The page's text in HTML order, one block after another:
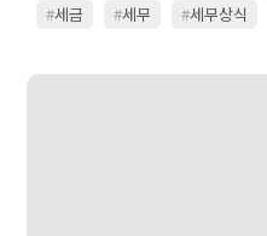
#세금 #세무 #세무상식